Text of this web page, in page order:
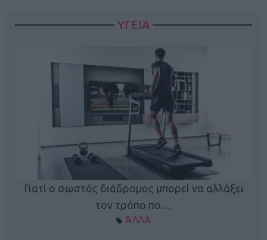
ΥΓΕΙΑ
Γιατί ο σωστός διάδρομος μπορεί να αλλάξει
τον τρόπο πο…
ΆΛΛΑ